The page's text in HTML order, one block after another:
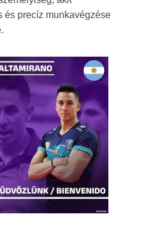
és precíz munkavégzése